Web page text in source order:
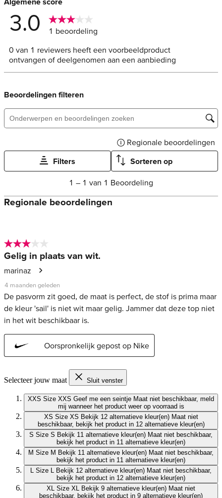
Selecteer jouw maat Sluit venster
XXS Size XXS Geef me een seintje Maat niet beschikbaar, meld
mij wanneer het product weer op voorraad is
XS Size XS Bekijk 12 alternatieve kleur(en) Maat niet
beschikbaar, bekijk het product in 12 alternatieve kleur(en)
S Size S Bekijk 11 alternatieve kleur(en) Maat niet beschikbaar,
bekijk het product in 11 alternatieve kleur(en)
M Size M Bekijk 11 alternatieve kleur(en) Maat niet beschikbaar,
bekijk het product in 11 alternatieve kleur(en)
L Size L Bekijk 12 alternatieve kleur(en) Maat niet beschikbaar,
bekijk het product in 12 alternatieve kleur(en)
XL Size XL Bekijk 9 alternatieve kleur(en) Maat niet
beschikbaar, bekijk het product in 9 alternatieve kleur(en)